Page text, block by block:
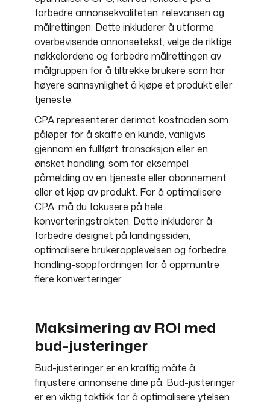
forbedre annonsekvaliteten, relevansen og
målrettingen. Dette inkluderer å utforme
overbevisende annonsetekst, velge de riktige
nøkkelordene og forbedre målrettingen av
målgruppen for å tiltrekke brukere som har
høyere sannsynlighet å kjøpe et produkt eller
tjeneste.
CPA representerer derimot kostnaden som
påløper for å skaffe en kunde, vanligvis
gjennom en fullført transaksjon eller en
ønsket handling, som for eksempel
påmelding av en tjeneste eller abonnement
eller et kjøp av produkt. For å optimalisere
CPA, må du fokusere på hele
konverteringstrakten. Dette inkluderer å
forbedre designet på landingssiden,
optimalisere brukeropplevelsen og forbedre
handling-soppfordringen for å oppmuntre
flere konverteringer.
Maksimering av ROI med
bud-justeringer
Bud-justeringer er en kraftig måte å
finjustere annonsene dine på. Bud-justeringer
er en viktig taktikk for å optimalisere ytelsen